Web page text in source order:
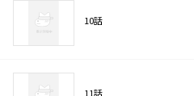
10話
11話